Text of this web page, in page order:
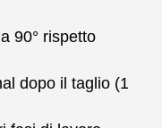
90° rispetto
dopo il taglio (1